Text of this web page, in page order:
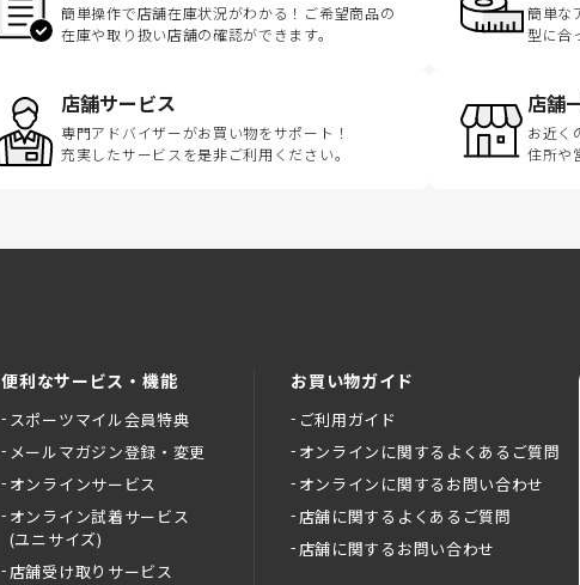
簡単操作で店舗在庫状況がわかる！ご希望商品の
在庫や取り扱い店舗の確認ができます。
簡単な
型に合
店舗サービス
専門アドバイザーがお買い物をサポート！
充実したサービスを是非ご利用ください。
店舗
お近く
住所や
便利なサービス・機能
スポーツマイル会員特典
メールマガジン登録・変更
オンラインサービス
オンライン試着サービス
(ユニサイズ)
店舗受け取りサービス
お買い物ガイド
ご利用ガイド
オンラインに関するよくあるご質問
オンラインに関するお問い合わせ
店舗に関するよくあるご質問
店舗に関するお問い合わせ